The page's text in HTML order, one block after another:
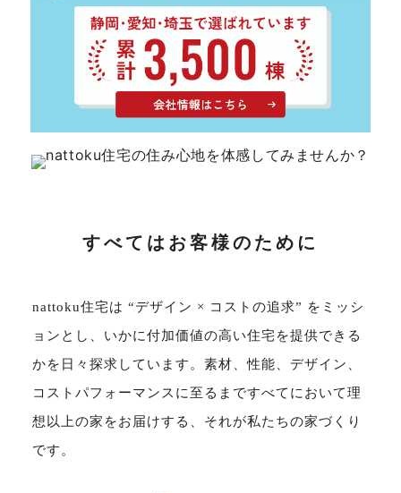
土地情報
近日分譲予定情報 会社情報
動画ギャラリー 採用情報
よくある質問
CLOSE
すべてはお客様のために
nattoku住宅は “デザイン × コストの追求” をミッシ
ョンとし、いかに付加価値の高い住宅を提供できる
かを日々探求しています。素材、性能、デザイン、
コストパフォーマンスに至るまですべてにおいて理
想以上の家をお届けする、それが私たちの家づくり
です。